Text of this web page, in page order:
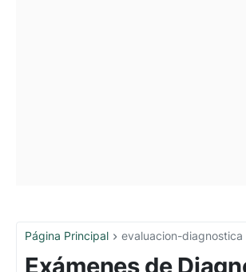
Página Principal evaluacion-diagnostica
Exámenes de